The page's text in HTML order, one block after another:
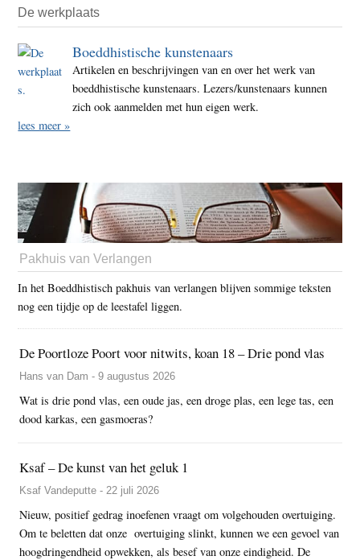
De werkplaats
Boeddhistische kunstenaars
Artikelen en beschrijvingen van en over het werk van
boeddhistische kunstenaars. Lezers/kunstenaars kunnen
zich ook aanmelden met hun eigen werk.
lees meer »
Pakhuis van Verlangen
In het Boeddhistisch pakhuis van verlangen blijven sommige teksten
nog een tijdje op de leestafel liggen.
De Poortloze Poort voor nitwits, koan 18 – Drie pond vlas
Hans van Dam - 9 augustus 2026
Wat is drie pond vlas, een oude jas, een droge plas, een lege tas, een
dood karkas, een gasmoeras?
Ksaf – De kunst van het geluk 1
Ksaf Vandeputte - 22 juli 2026
Nieuw, positief gedrag inoefenen vraagt om volgehouden overtuiging.
Om te beletten dat onze overtuiging slinkt, kunnen we een gevoel van
hoogdringendheid opwekken, als besef van onze eindigheid. De